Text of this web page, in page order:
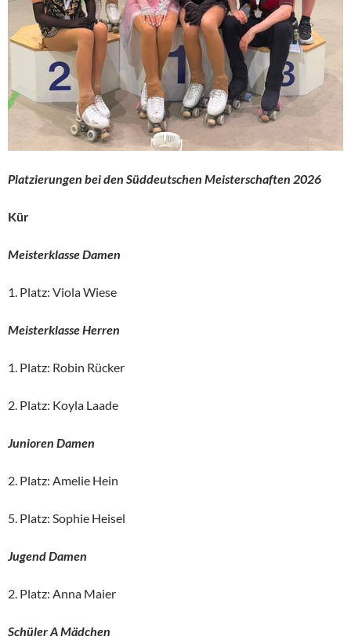
Platzierungen bei den Süddeutschen Meisterschaften 2026
Kür
Meisterklasse Damen
1. Platz: Viola Wiese
Meisterklasse Herren
1. Platz: Robin Rücker
2. Platz: Koyla Laade
Junioren Damen
2. Platz: Amelie Hein
5. Platz: Sophie Heisel
Jugend Damen
2. Platz: Anna Maier
Schüler A Mädchen